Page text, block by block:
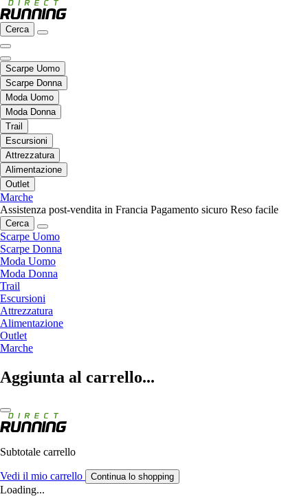
Cerca
Scarpe Uomo
Scarpe Donna
Moda Uomo
Moda Donna
Trail
Escursioni
Attrezzatura
Alimentazione
Outlet
Marche
Assistenza post-vendita in Francia Pagamento sicuro Reso facile
Cerca
Scarpe Uomo
Scarpe Donna
Moda Uomo
Moda Donna
Trail
Escursioni
Attrezzatura
Alimentazione
Outlet
Marche
Aggiunta al carrello...
Subtotale carrello
Vedi il mio carrello Continua lo shopping
Loading...